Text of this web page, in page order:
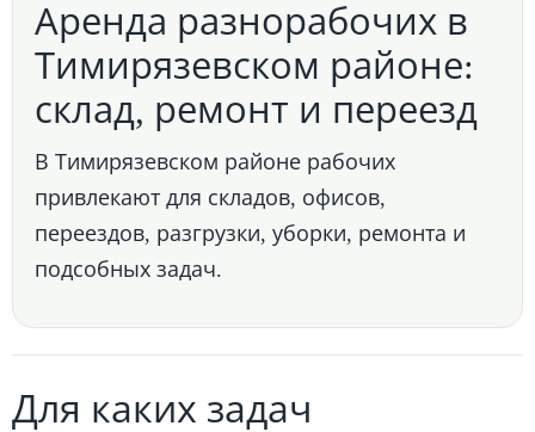
Аренда разнорабочих в
Тимирязевском районе:
склад, ремонт и переезд
В Тимирязевском районе рабочих
привлекают для складов, офисов,
переездов, разгрузки, уборки, ремонта и
подсобных задач.
Для каких задач